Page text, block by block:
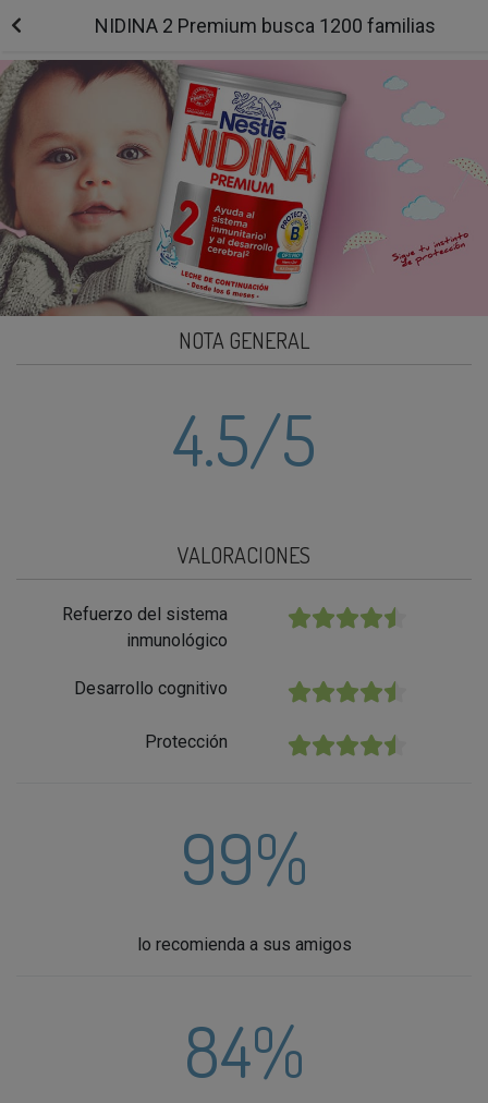
NIDINA 2 Premium busca 1200 familias
NOTA GENERAL
4.5/5
VALORACIONES
Refuerzo del sistema
inmunológico
★★★★★
Desarrollo cognitivo ★★★★★
Protección ★★★★★
99%
lo recomienda a sus amigos
84%